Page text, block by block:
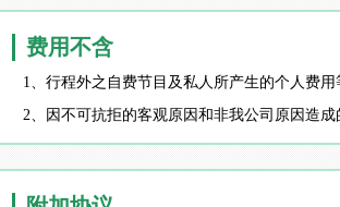
费用不含
1、行程外之自费节目及私人所产生的个人费用
2、因不可抗拒的客观原因和非我公司原因造